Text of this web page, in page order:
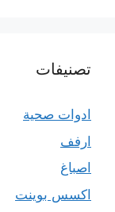
تصنيفات
ادوات صحية
ارفف
اصباغ
اكسس بوينت